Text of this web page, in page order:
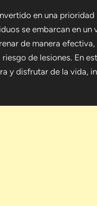
en una prioridad
se embarcan en un
de manera
de lesiones. En
y disfrutar de la vida,